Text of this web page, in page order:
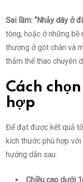
Sai lầm: “Nhảy dây ở
tông, hoặc ở những bề
thương ở gót chân và
thảm thể thao chuyên
Cách
hợp
Để đạt được kết quả
kích thước phù hợp với
hướng dẫn sau:
Chiều cao dưới